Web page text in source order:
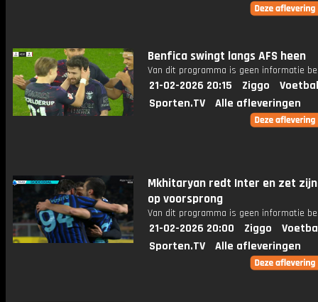
Benfica swingt langs AFS heen
Van dit programma is geen informatie
21-02-2026 20:15 Ziggo
Sporten.TV
Alle afleveringen
Mkhitaryan redt Inter en zet
op voorsprong
Van dit programma is geen informatie
21-02-2026 20:00 Ziggo
Sporten.TV
Alle afleveringen